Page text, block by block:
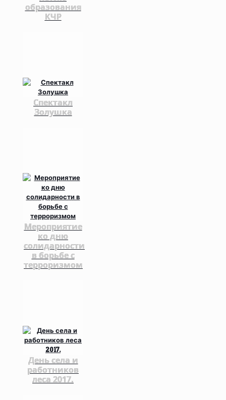
образования
КЧР
Спектакл
Золушка
Мероприятие
ко дню
солидарности
в борьбе с
терроризмом
День села и
работников
леса 2017.